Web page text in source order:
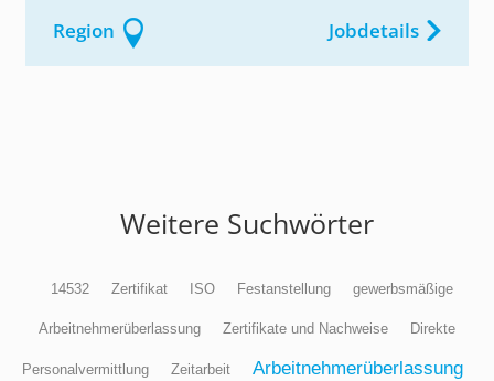
Jobdetails
Region
Weitere Suchwörter
14532 Zertifikat ISO Festanstellung gewerbsmäßige
Arbeitnehmerüberlassung Zertifikate und Nachweise Direkte
Personalvermittlung Zeitarbeit Arbeitnehmerüberlassung